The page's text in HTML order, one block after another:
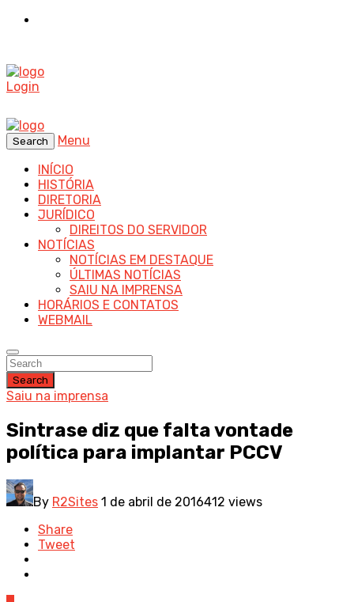
Login
Search
Menu
INÍCIO
HISTÓRIA
DIRETORIA
JURÍDICO
DIREITOS DO SERVIDOR
NOTÍCIAS
NOTÍCIAS EM DESTAQUE
ÚLTIMAS NOTÍCIAS
SAIU NA IMPRENSA
HORÁRIOS E CONTATOS
WEBMAIL
Search
Saiu na imprensa
Sintrase diz que falta vontade
política para implantar PCCV
By R2Sites 1 de abril de 2016412 views
Share
Tweet